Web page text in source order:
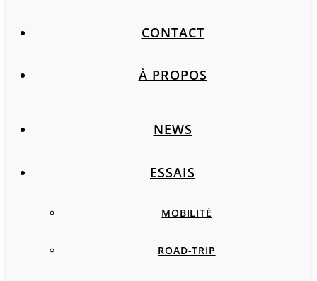
CONTACT
À PROPOS
NEWS
ESSAIS
MOBILITÉ
ROAD-TRIP